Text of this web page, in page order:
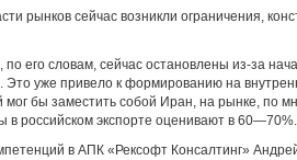
рынков сейчас возникли ограничения,
по его словам, сейчас остановлены из-за
Это уже привело к формированию на
мог бы заместить собой Иран, на рынке, по
в российском экспорте оценивают в 60—70%.
в АПК «Рексофт Консалтинг»